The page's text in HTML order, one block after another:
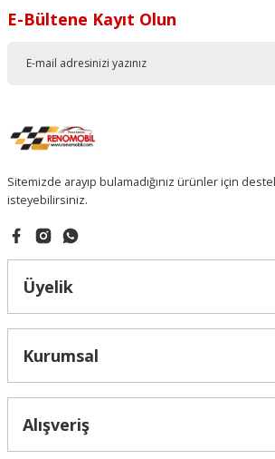
E-Bültene Kayıt Olun
Sitemizde arayıp bulamadığınız ürünler için
isteyebilirsiniz.
Üyelik
Kurumsal
Alışveriş